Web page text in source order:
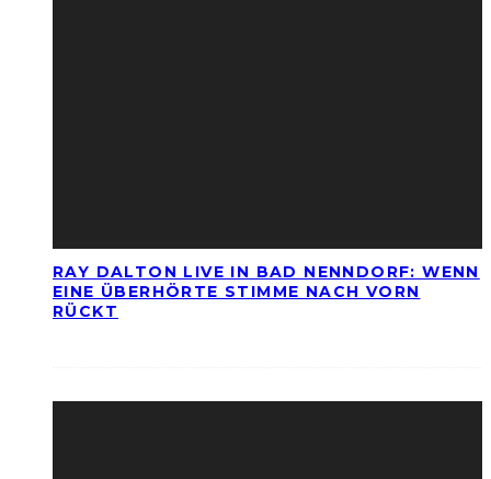
RAY DALTON LIVE IN BAD NENNDORF: WENN
EINE ÜBERHÖRTE STIMME NACH VORN
RÜCKT